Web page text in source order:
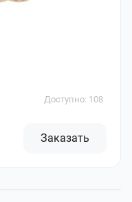
Доступно: 108
Заказать